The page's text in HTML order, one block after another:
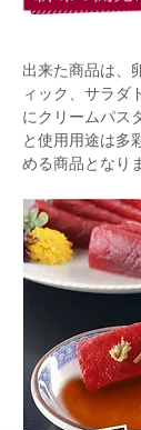
出来た商品は、
ィック、サラダ
にクリームパス
と使用用途は多
める商品となり